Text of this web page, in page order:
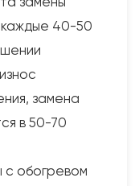
40-50
замена
в 50-70
обогревом